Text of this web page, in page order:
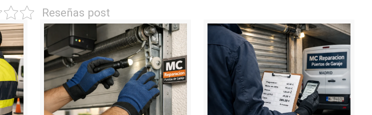
Reseñas post